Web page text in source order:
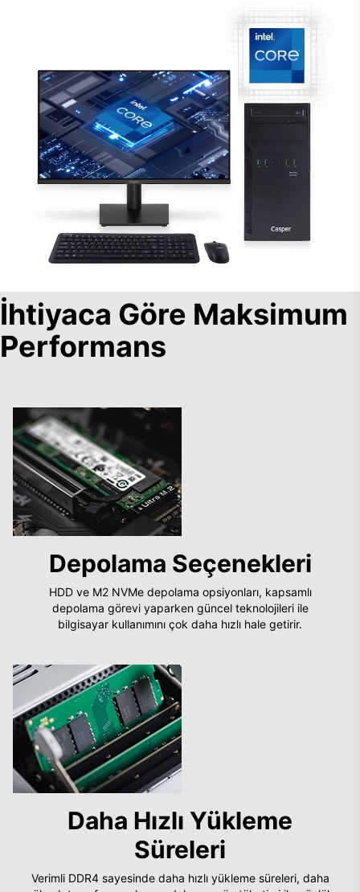
İhtiyaca Göre Maksimum
Performans
Depolama Seçenekleri
HDD ve M2 NVMe depolama opsiyonları, kapsamlı
depolama görevi yaparken güncel teknolojileri ile
bilgisayar kullanımını çok daha hızlı hale getirir.
Daha Hızlı Yükleme
Süreleri
Verimli DDR4 sayesinde daha hızlı yükleme süreleri, daha